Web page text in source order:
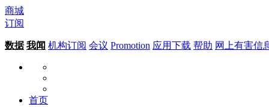
商城
订阅
数据 我闻 机构订阅 会议 Promotion 应用下载 帮助 网上有害信
首页